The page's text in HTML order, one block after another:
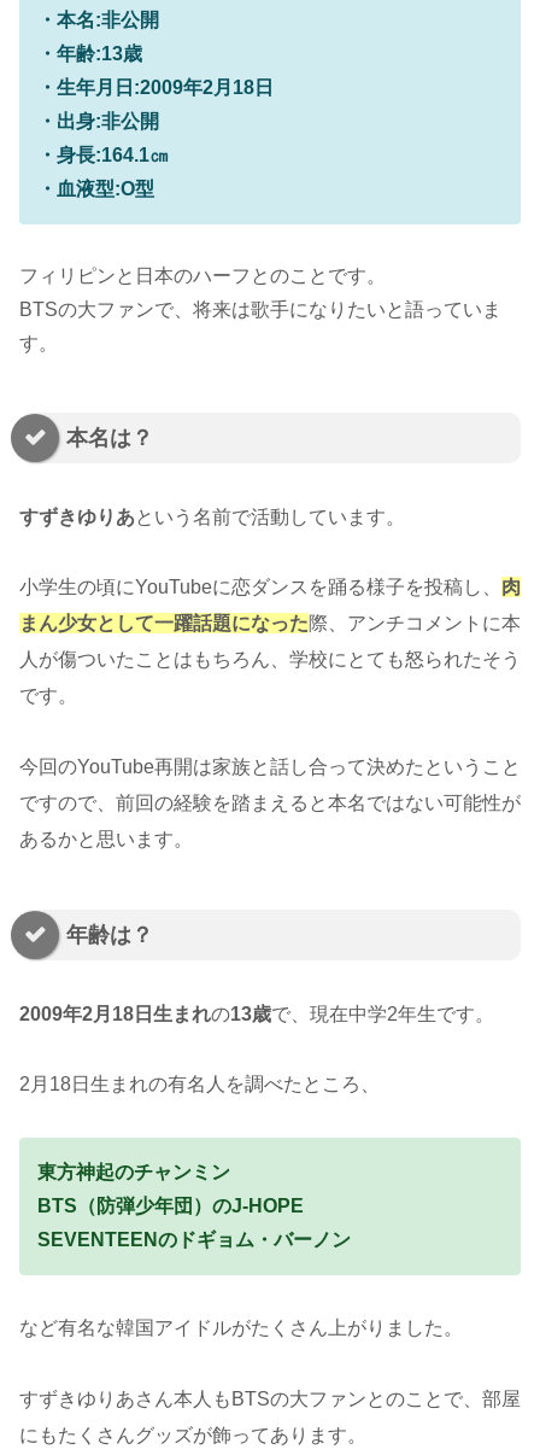
・本名:非公開
・年齢:13歳
・生年月日:2009年2月18日
・出身:非公開
・身長:164.1㎝
・血液型:O型
フィリピンと日本のハーフとのことです。
BTSの大ファンで、将来は歌手になりたいと語っていま
す。
本名は？
すずきゆりあという名前で活動しています。
小学生の頃にYouTubeに恋ダンスを踊る様子を投稿し、 肉
まん少女として一躍話題になった際、アンチコメントに本
人が傷ついたことはもちろん、学校にとても怒られたそう
です。
今回のYouTube再開は家族と話し合って決めたということ
ですので、前回の経験を踏まえると本名ではない可能性が
あるかと思います。
年齢は？
2009年2月18日生まれの13歳で、現在中学2年生です。
2月18日生まれの有名人を調べたところ、
東方神起のチャンミン
BTS（防弾少年団）のJ-HOPE
SEVENTEENのドギョム・バーノン
など有名な韓国アイドルがたくさん上がりました。
すずきゆりあさん本人もBTSの大ファンとのことで、部屋
にもたくさんグッズが飾ってあります。